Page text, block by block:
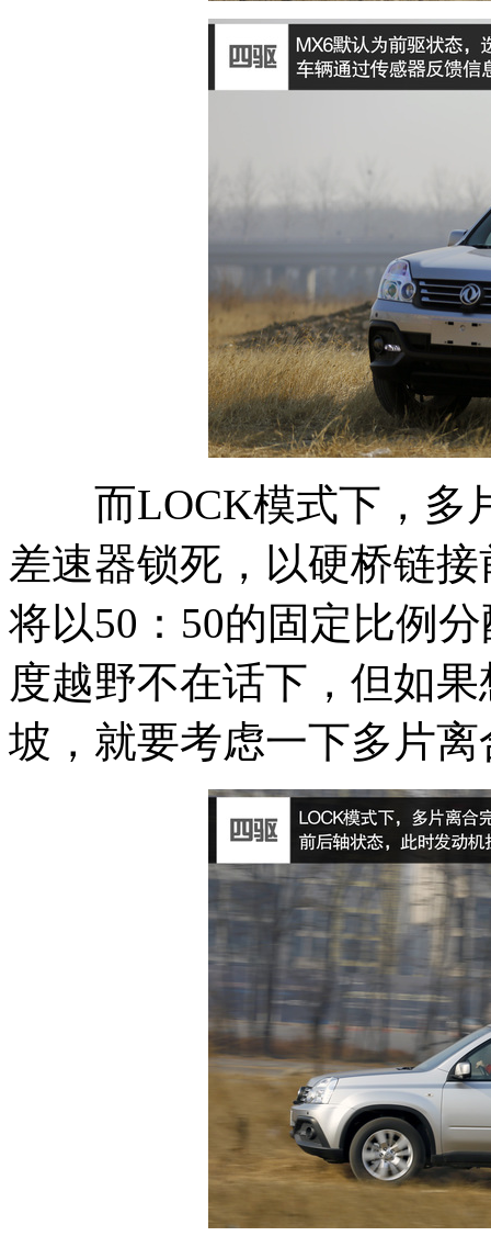
而LOCK模式下，多
差速器锁死，以硬桥链
将以50：50的固定比例
度越野不在话下，但如
坡，就要考虑一下多片